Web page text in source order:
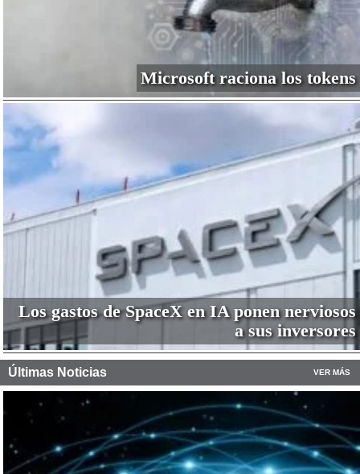
Microsoft raciona los tokens
Los gastos de SpaceX en IA ponen nerviosos
a sus inversores
Últimas Noticias VER MÁS